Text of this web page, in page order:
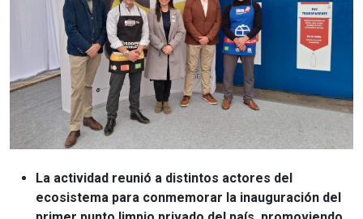
La actividad reunió a distintos actores del
ecosistema para conmemorar la inauguración del